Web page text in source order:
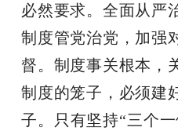
必然要求。全面从严
制度管党治党，加强
督。制度事关根本，
制度的笼子，必须建
子。只有坚持“三个一